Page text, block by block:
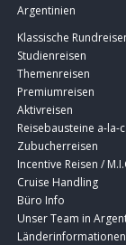
Argentinien
Klassische
Studienreisen
Themenreisen
Premiumreisen
Aktivreisen
Reisebausteine a-la-
Zubucherreisen
Incentive Reisen /
Cruise Handling
Büro Info
Unser Team in
Länderinformationen